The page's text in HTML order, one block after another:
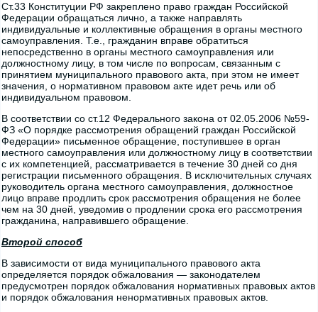
Ст.33 Конституции РФ закреплено право граждан Российской
Федерации обращаться лично, а также направлять
индивидуальные и коллективные обращения в органы местного
самоуправления. Т.е., гражданин вправе обратиться
непосредственно в органы местного самоуправления или
должностному лицу, в том числе по вопросам, связанным с
принятием муниципального правового акта, при этом не имеет
значения, о нормативном правовом акте идет речь или об
индивидуальном правовом.
В соответствии со ст.12 Федерального закона от 02.05.2006 №59-
ФЗ «О порядке рассмотрения обращений граждан Российской
Федерации» письменное обращение, поступившее в орган
местного самоуправления или должностному лицу в соответствии
с их компетенцией, рассматривается в течение 30 дней со дня
регистрации письменного обращения. В исключительных случаях
руководитель органа местного самоуправления, должностное
лицо вправе продлить срок рассмотрения обращения не более
чем на 30 дней, уведомив о продлении срока его рассмотрения
гражданина, направившего обращение.
Второй способ
В зависимости от вида муниципального правового акта
определяется порядок обжалования — законодателем
предусмотрен порядок обжалования нормативных правовых актов
и порядок обжалования ненормативных правовых актов.